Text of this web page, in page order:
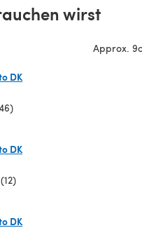
wirst
Approx.
DK
DK
DK